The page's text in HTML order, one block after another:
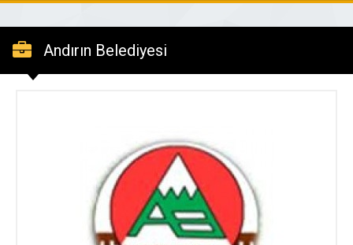
Andırın Belediyesi